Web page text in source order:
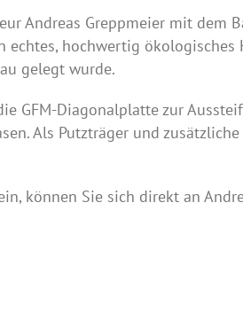
Andreas Greppmeier mit dem
hochwertig ökologisches
gelegt wurde.
GFM-Diagonalplatte zur
Als Putzträger und
können Sie sich direkt an